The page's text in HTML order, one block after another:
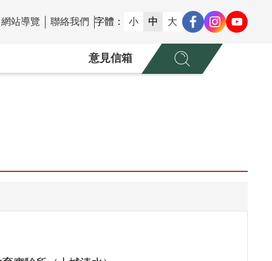
網站導覽 聯絡我們 字體： 小 中 大
意見信箱